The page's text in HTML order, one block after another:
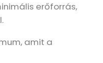
erőforrás,
amit a